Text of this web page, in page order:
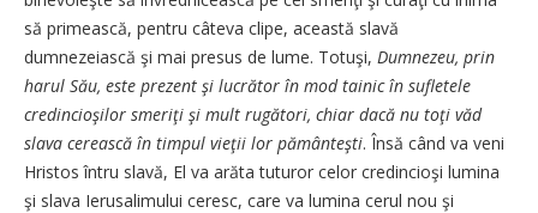
să primească, pentru câteva clipe, această slavă
dumnezeiască şi mai presus de lume. Totuşi, Dumnezeu, prin
harul Său, este prezent şi lucrător în mod tainic în sufletele
credincioşilor smeriţi şi mult rugători, chiar dacă nu toţi văd
slava cerească în timpul vieţii lor pământeşti. Însă când va veni
Hristos întru slavă, El va arăta tuturor celor credincioşi lumina
şi slava Ierusalimului ceresc, care va lumina cerul nou şi